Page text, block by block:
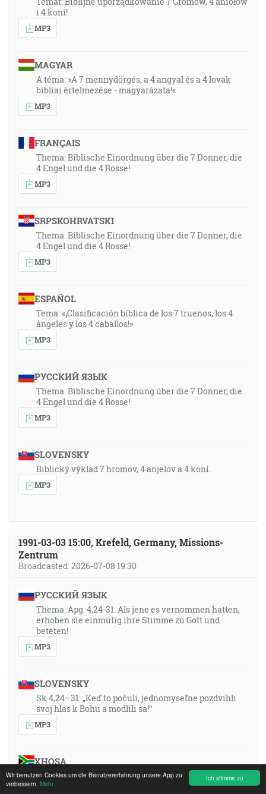
Ich stimme zu
Wir benutzen Cookies um die Benutzererfahrung unsere App zu
verbessern. Mehr...
i 4 koni!
MP3
MAGYAR
A téma: »A 7 mennydörgés, a 4 angyal és a 4 lovak
bibliai értelmezése - magyarázata!«
MP3
FRANÇAIS
Thema: Biblische Einordnung über die 7 Donner, die
4 Engel und die 4 Rosse!
MP3
SRPSKOHRVATSKI
Thema: Biblische Einordnung über die 7 Donner, die
4 Engel und die 4 Rosse!
MP3
ESPAÑOL
Tema: «¡Clasificación bíblica de los 7 truenos, los 4
ángeles y los 4 caballos!»
MP3
РУССКИЙ ЯЗЫК
Thema: Biblische Einordnung über die 7 Donner, die
4 Engel und die 4 Rosse!
MP3
SLOVENSKY
Biblický výklad 7 hromov, 4 anjelov a 4 koní.
MP3
1991-03-03 15:00, Krefeld, Germany, Missions-
Zentrum
Broadcasted: 2026-07-08 19:30
РУССКИЙ ЯЗЫК
Thema: Apg. 4,24-31: Als jene es vernommen hatten,
erhoben sie einmütig ihre Stimme zu Gott und
beteten!
MP3
SLOVENSKY
Sk 4,24–31: „Keď to počuli, jednomyseľne pozdvihli
svoj hlas k Bohu a modlili sa!“
MP3
XHOSA
Umxholo: Izenzo 4:24–31: “Bona ke, bekuvile oko,
baphakamisa izwi kuThixo ngamxhelo mnye!”